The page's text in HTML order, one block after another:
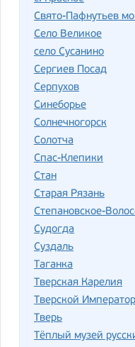
Свято-Пафнутьев
Село Великое
село Сусанино
Сергиев Посад
Серпухов
Синеборье
Солнечногорск
Солотча
Спас-Клепики
Стан
Старая Рязань
Степановское-
Судогда
Суздаль
Таганка
Тверская Карелия
Тверской
Тверь
Тёплый музей